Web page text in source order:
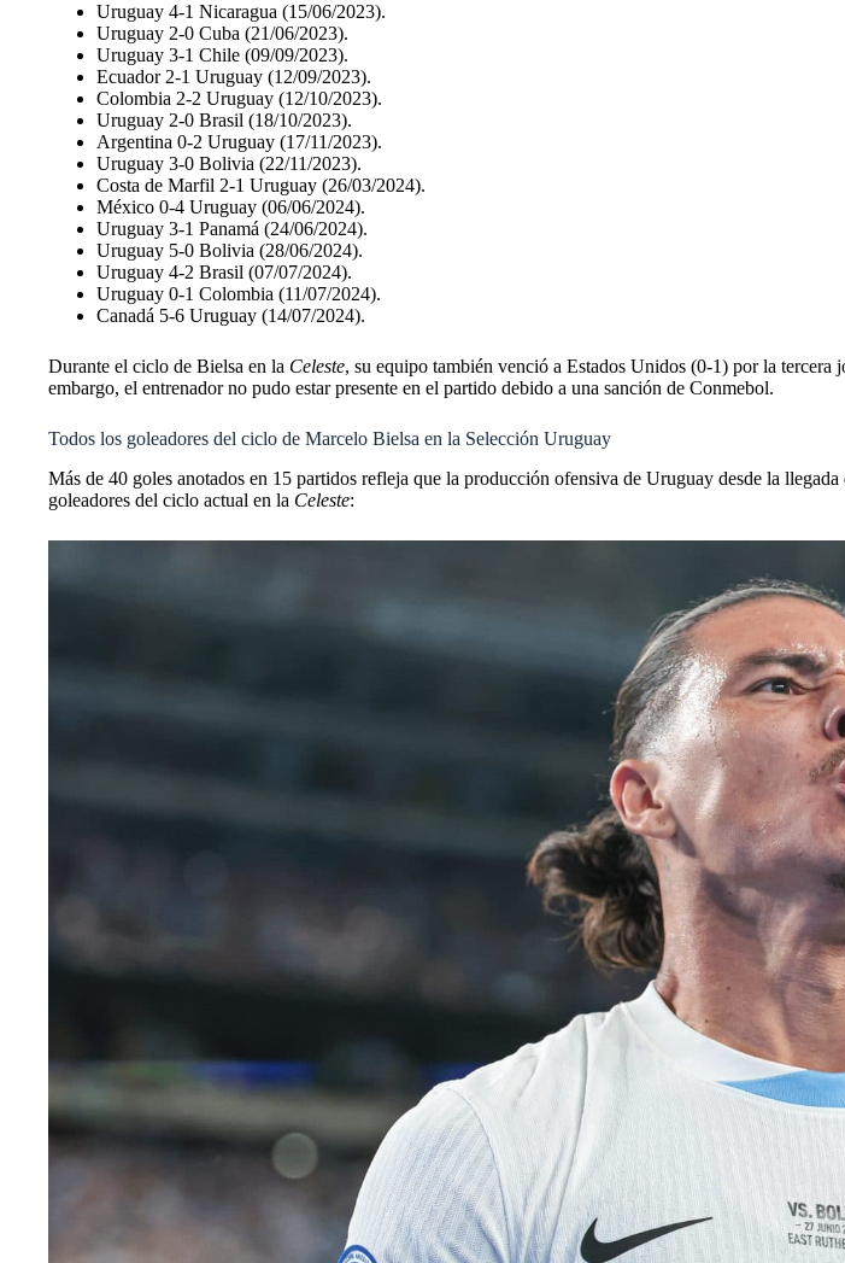
Uruguay 4-1 Nicaragua (15/06/2023).
Uruguay 2-0 Cuba (21/06/2023).
Uruguay 3-1 Chile (09/09/2023).
Ecuador 2-1 Uruguay (12/09/2023).
Colombia 2-2 Uruguay (12/10/2023).
Uruguay 2-0 Brasil (18/10/2023).
Argentina 0-2 Uruguay (17/11/2023).
Uruguay 3-0 Bolivia (22/11/2023).
Costa de Marfil 2-1 Uruguay (26/03/2024).
México 0-4 Uruguay (06/06/2024).
Uruguay 3-1 Panamá (24/06/2024).
Uruguay 5-0 Bolivia (28/06/2024).
Uruguay 4-2 Brasil (07/07/2024).
Uruguay 0-1 Colombia (11/07/2024).
Canadá 5-6 Uruguay (14/07/2024).
Durante el ciclo de Bielsa en la Celeste, su equipo también venció a Estados Unidos (0-1) por la
embargo, el entrenador no pudo estar presente en el partido debido a una sanción de Conmebol.
Todos los goleadores del ciclo de Marcelo Bielsa en la Selección Uruguay
Más de 40 goles anotados en 15 partidos refleja que la producción ofensiva de Uruguay desde la
goleadores del ciclo actual en la Celeste: